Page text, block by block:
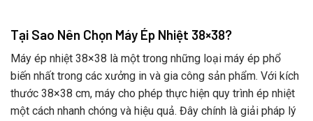
Tại Sao Nên Chọn Máy Ép Nhiệt 38×38?
Máy ép nhiệt 38×38 là một trong những loại máy ép phổ
biến nhất trong các xưởng in và gia công sản phẩm. Với kích
thước 38×38 cm, máy cho phép thực hiện quy trình ép nhiệt
một cách nhanh chóng và hiệu quả. Đây chính là giải pháp lý